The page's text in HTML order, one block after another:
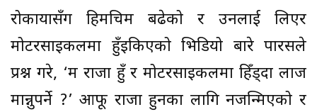
रोकायासँग हिमचिम बढेको र उनलाई लिएर
मोटरसाइकलमा हुँइकिएको भिडियो बारे पारसले
प्रश्न गरे, ‘म राजा हुँ र मोटरसाइकलमा हिँड्दा लाज
मान्नुपर्ने ?’ आफू राजा हुनका लागि नजन्मिएको र